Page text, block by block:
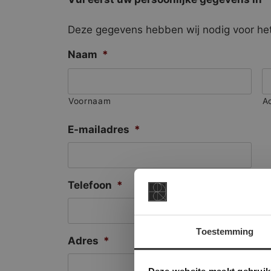
Toestemming
Deze gegevens hebben wij nodig voor
Naam *
Voornaam
E-mailadres *
Telefoon *
Adres *
Deze